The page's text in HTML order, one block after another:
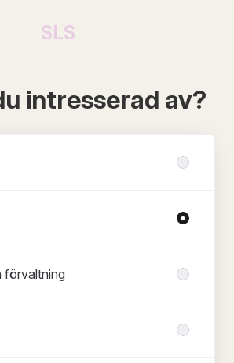
SLS
intresserad av?
förvaltning